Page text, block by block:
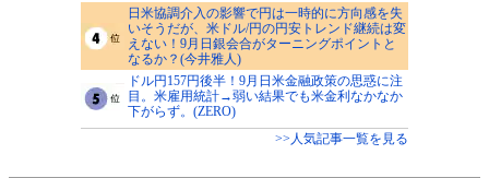
日米協調介入の影響で円は一時的に方向感を失
いそうだが、米ドル/円の円安トレンド継続は変
えない！9月日銀会合がターニングポイントと
なるか？(今井雅人)
ドル円157円後半！9月日米金融政策の思惑に注
目。米雇用統計→弱い結果でも米金利なかなか
下がらず。(ZERO)
>>人気記事一覧を見る